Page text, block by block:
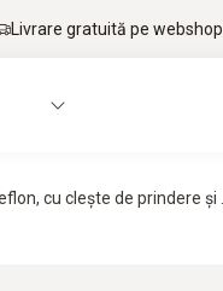
Livrare gratuită pe webshop
cu cleşte de prindere şi ...